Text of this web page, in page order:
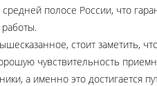
полосе России, что
стоит заметить,
чувствительность
а именно это достигается